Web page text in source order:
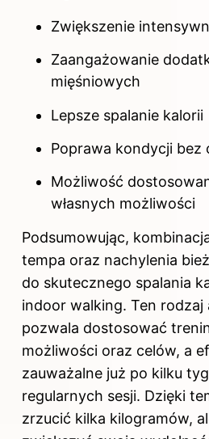
Zwiększenie
Zaangażowanie
mięśniowych
Lepsze spalanie kalorii
Poprawa kondycji bez
Możliwość
własnych możliwości
Podsumowując,
tempa oraz nachylenia
do skutecznego spalania
indoor walking. Ten
pozwala dostosować
możliwości oraz celów, a
zauważalne już po kilku
regularnych sesji. Dzięki
zrzucić kilka kilogramów,